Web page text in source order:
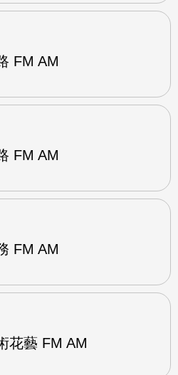
FM AM
FM AM
FM AM
花藝 FM AM